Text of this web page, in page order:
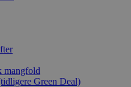
mangfold
Green Deal)